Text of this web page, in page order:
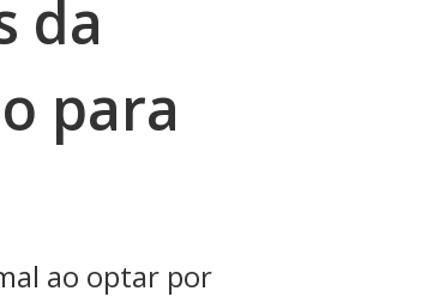
da
para
ao optar por